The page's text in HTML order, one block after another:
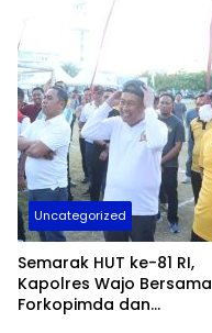
Uncategorized
Semarak HUT ke-81 RI,
Kapolres Wajo Bersama
Forkopimda dan